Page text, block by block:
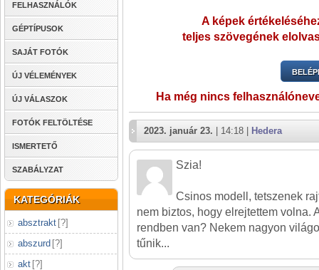
FELHASZNÁLÓK
GÉPTÍPUSOK
SAJÁT FOTÓK
ÚJ VÉLEMÉNYEK
ÚJ VÁLASZOK
FOTÓK FELTÖLTÉSE
ISMERTETŐ
SZABÁLYZAT
KATEGÓRIÁK
absztrakt [?]
abszurd [?]
akt [?]
A képek
teljes szövegének
Ha még nincs
2023. január 23. | 14:18 | Hedera
Szia!
Csinos modell, tetszenek
nem biztos, hogy elrejtettem volna.
rendben van? Nekem nagyon
tűnik...